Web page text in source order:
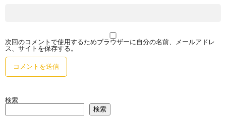
次回のコメントで使用するためブラウザーに自分の名前、メールアドレ
ス、サイトを保存する。
検索
検索